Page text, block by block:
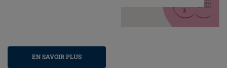
EN SAVOIR PLUS